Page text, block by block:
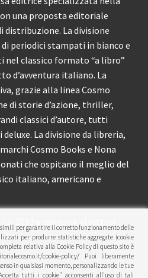
una proposta editoriale
distribuzione. La divisione
periodici stampati in bianco e
nel classico formato “a libro”
d’avventura italiano. La
grazie alla linea Cosmo
di storie d’azione, thriller,
classici d’autore, tutti
La divisione da libreria,
Cosmo Books e Nona
che ospitano il meglio del
italiano, americano e
2012 e propone ai lettori
per garantire il corretto funzionamento delle
per produrre statistiche aggregate (cookie
relativa alla Cookie Policy di questo sito è
cookie-policy/ Puoi liberamente
in qualsiasi momento, personalizzando le tue
tutti i cookie" acconsenti all'uso di tali